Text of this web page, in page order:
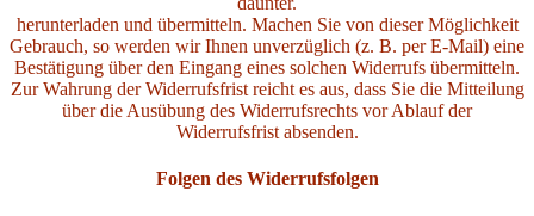
herunterladen und übermitteln. Machen Sie von dieser Möglichkeit
Gebrauch, so werden wir Ihnen unverzüglich (z. B. per E-Mail) eine
Bestätigung über den Eingang eines solchen Widerrufs übermitteln.
Zur Wahrung der Widerrufsfrist reicht es aus, dass Sie die Mitteilung
über die Ausübung des Widerrufsrechts vor Ablauf der
Widerrufsfrist absenden.
Folgen des Widerrufsfolgen